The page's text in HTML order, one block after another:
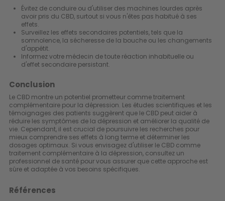
Évitez de conduire ou d'utiliser des machines lourdes après
avoir pris du CBD, surtout si vous n'êtes pas habitué à ses
effets.
Surveillez les effets secondaires potentiels, tels que la
somnolence, la sécheresse de la bouche ou les changements
d'appétit.
Informez votre médecin de toute réaction inhabituelle ou
d'effet secondaire persistant.
Conclusion
Le CBD montre un potentiel prometteur comme traitement
complémentaire pour la dépression. Les études scientifiques et les
témoignages des patients suggèrent que le CBD peut aider à
réduire les symptômes de la dépression et améliorer la qualité de
vie. Cependant, il est crucial de poursuivre les recherches pour
mieux comprendre ses effets à long terme et déterminer les
dosages optimaux. Si vous envisagez d'utiliser le CBD comme
traitement complémentaire à la dépression, consultez un
professionnel de santé pour vous assurer que cette approche est
sûre et adaptée à vos besoins spécifiques.
Références